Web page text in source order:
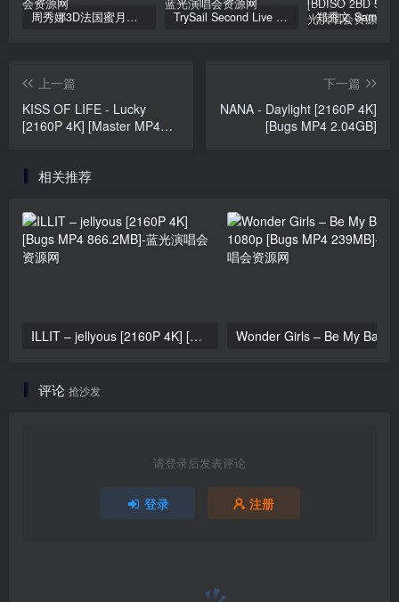
周秀娜3D法国蜜月之旅写真 2010 Eyescream Fiesta Chrissie Chau 2010 [BDISO 22.9GB] TrySail Second Live Tour “The Travels Of Trysail” 2018 1080p Hi10P flac《BDrip MKV 20.7G》
上一篇
KISS OF LIFE - Lucky
[2160P 4K] [Master MP4
下一篇
NANA - Daylight [2160P 4K]
[Bugs MP4 2.04GB]
相关推荐
ILLIT – jellyous [2160P 4K] [Bugs MP4 866.2MB]
评论 抢沙发
请登录后发表评论
登录 注册